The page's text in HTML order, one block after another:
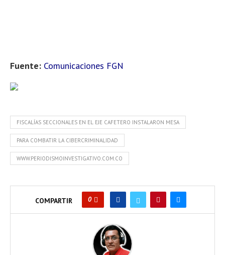
Fuente: Comunicaciones FGN
FISCALÍAS SECCIONALES EN EL EJE CAFETERO INSTALARON MESA
PARA COMBATIR LA CIBERCRIMINALIDAD
WWW.PERIODISMOINVESTIGATIVO.COM.CO
COMPARTIR 0